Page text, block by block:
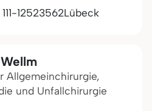
12523562Lübeck
Allgemeinchirurgie,
und Unfallchirurgie